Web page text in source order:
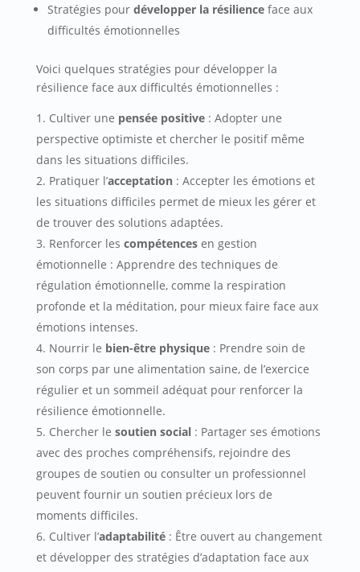
Stratégies pour développer la résilienceface aux
difficultés émotionnelles
Voici quelques stratégies pour développer la
résilience face aux difficultés émotionnelles :
Cultiver une pensée positive: Adopter une
perspective optimiste et chercher le positif même
dans les situations difficiles.
Pratiquer l’acceptation: Accepter les émotions et
les situations difficiles permet de mieux les gérer et
de trouver des solutions adaptées.
Renforcer les compétencesen gestion
émotionnelle : Apprendre des techniques de
régulation émotionnelle, comme la respiration
profonde et la méditation, pour mieux faire face aux
émotions intenses.
Nourrir le bien-être physique: Prendre soin de
son corps par une alimentation saine, de l’exercice
régulier et un sommeil adéquat pour renforcer la
résilience émotionnelle.
Chercher le soutien social: Partager ses émotions
avec des proches compréhensifs, rejoindre des
groupes de soutien ou consulter un professionnel
peuvent fournir un soutien précieux lors de
moments difficiles.
Cultiver l’adaptabilité: Être ouvert au changement
et développer des stratégies d’adaptation face aux